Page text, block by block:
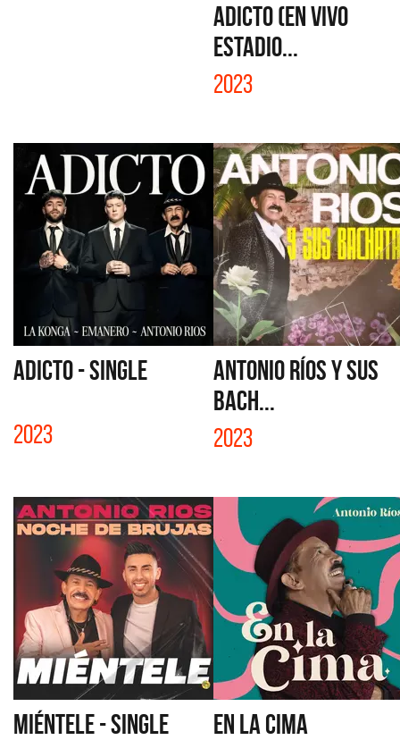
ADICTO (EN VIVO
ESTADIO...
2023
ADICTO - SINGLE
2023
ANTONIO RÍOS Y SUS
BACH...
2023
MIÉNTELE - SINGLE EN LA CIMA